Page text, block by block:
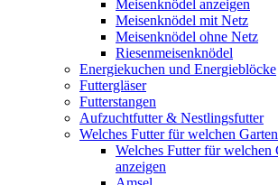
Meisenknödel anzeigen
Meisenknödel mit Netz
Meisenknödel ohne Netz
Riesenmeisenknödel
Energiekuchen und Energieblöcke
Futtergläser
Futterstangen
Aufzuchtfutter & Nestlingsfutter
Welches Futter für welchen
Welches Futter für welchen
anzeigen